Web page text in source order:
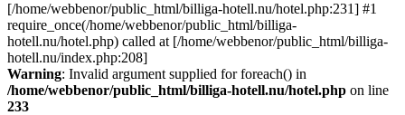
[/home/webbenor/public_html/billiga-hotell.nu/hotel.php:231] #1
require_once(/home/webbenor/public_html/billiga-
hotell.nu/hotel.php) called at [/home/webbenor/public_html/billiga-
hotell.nu/index.php:208]
Warning: Invalid argument supplied for foreach() in
/home/webbenor/public_html/billiga-hotell.nu/hotel.php on line
233